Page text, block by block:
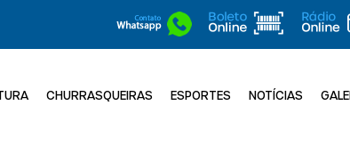
CHURRASQUEIRAS ESPORTES NOTÍCIAS